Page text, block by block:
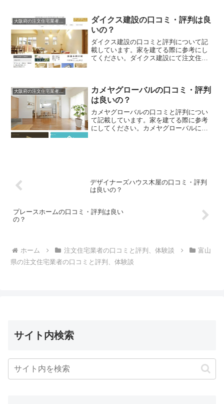
大阪府の注文住宅業者の口コミと評判、体験談
ダイクス建設の口コミ・評判は良
いの？
ダイクス建設の口コミと評判について記
載しています。家を建てる際に参考にし
てください。ダイクス建設にて注文住宅
カメヤグローバルの口コミ・評判
は良いの？
カメヤグローバルの口コミと評判につい
て記載しています。家を建てる際に参考
にしてください。カメヤグローバルにて
デザイナーズハウス木屋の口コミ・評判
は良いの？
プレースホームの口コミ・評判は良い
の？
ホーム 注文住宅業者の口コミと評判、体験談
富山
県の注文住宅業者の口コミと評判、体験談
サイト内検索